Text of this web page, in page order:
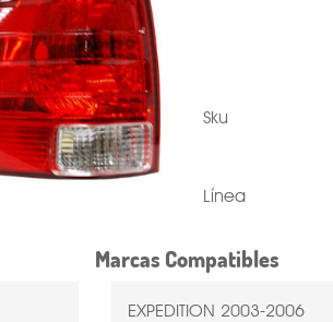
Sku
Línea
Marcas Compatibles
EXPEDITION 2003-2006